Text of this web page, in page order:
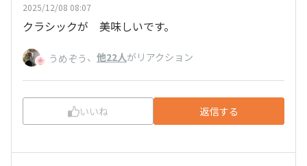
2025/12/08 08:07
クラシックが 美味しいです。
うめぞう 、 他22人がリアクション
いいね 返信する